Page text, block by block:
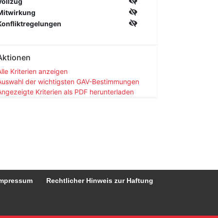
Kriterien anzeigen
der wichtigsten GAV-Bestimmungen
Kriterien als PDF herunterladen
Rechtlicher Hinweis zur Haftung